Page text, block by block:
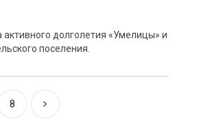
долголетия «Умелицы» и
поселения.
8